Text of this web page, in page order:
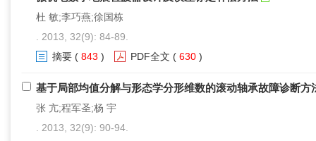
杜 敏;李巧燕;徐国栋
. 2013, 32(9): 84-89.
摘要 ( 843 ) PDF全文 ( 630 )
基于局部均值分解与形态学分形维数的滚动轴承故障诊断方
张 亢;程军圣;杨 宇
. 2013, 32(9): 90-94.